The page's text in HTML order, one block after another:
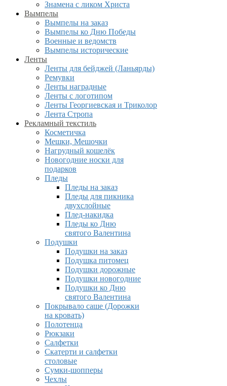
Знамена с ликом Христа
Вымпелы
Вымпелы на заказ
Вымпелы ко Дню Победы
Военные и ведомств
Вымпелы исторические
Ленты
Ленты для бейджей (Ланьярды)
Ремувки
Ленты наградные
Ленты с логотипом
Ленты Георгиевская и Триколор
Лента Стропа
Рекламный текстиль
Косметичка
Мешки, Мешочки
Нагрудный кошелёк
Новогодние носки для
подарков
Пледы
Пледы на заказ
Пледы для пикника
двухслойные
Плед-накидка
Пледы ко Дню
святого Валентина
Подушки
Подушки на заказ
Подушка питомец
Подушки дорожные
Подушки новогодние
Подушки ко Дню
святого Валентина
Покрывало саше (Дорожки
на кровать)
Полотенца
Рюкзаки
Салфетки
Скатерти и салфетки
столовые
Сумки-шопперы
Чехлы